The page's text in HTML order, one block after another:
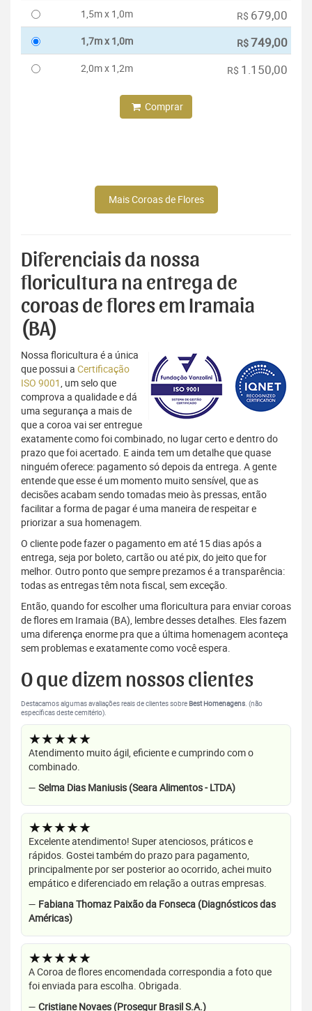
1,5m x 1,0m
R$ 679,00
1,7m x 1,0m R$749,00
2,0m x 1,2m R$ 1.150,00
Comprar
Mais Coroas de Flores
Diferenciais da nossa
floricultura na entrega de
coroas de flores em Iramaia
(BA)
Nossa floricultura é a única
que possui a Certificação
ISO 9001, um selo que
comprova a qualidade e dá
uma segurança a mais de
que a coroa vai ser entregue
exatamente como foi combinado, no lugar certo e dentro do
prazo que foi acertado. E ainda tem um detalhe que quase
ninguém oferece: pagamento só depois da entrega. A gente
entende que esse é um momento muito sensível, que as
decisões acabam sendo tomadas meio às pressas, então
facilitar a forma de pagar é uma maneira de respeitar e
priorizar a sua homenagem.
O cliente pode fazer o pagamento em até 15 dias após a
entrega, seja por boleto, cartão ou até pix, do jeito que for
melhor. Outro ponto que sempre prezamos é a transparência:
todas as entregas têm nota fiscal, sem exceção.
Então, quando for escolher uma floricultura para enviar coroas
de flores em Iramaia (BA), lembre desses detalhes. Eles fazem
uma diferença enorme pra que a última homenagem aconteça
sem problemas e exatamente como você espera.
O que dizem nossos clientes
Destacamos algumas avaliações reais de clientes sobre Best Homenagens. (não
específicas deste cemitério).
★★★★★
Atendimento muito ágil, eficiente e cumprindo com o
combinado.
— Selma Dias Maniusis (Seara Alimentos - LTDA)
★★★★★
Excelente atendimento! Super atenciosos, práticos e
rápidos. Gostei também do prazo para pagamento,
principalmente por ser posterior ao ocorrido, achei muito
empático e diferenciado em relação a outras empresas.
— Fabiana Thomaz Paixão da Fonseca (Diagnósticos das
Américas)
★★★★★
A Coroa de flores encomendada correspondia a foto que
foi enviada para escolha. Obrigada.
— Cristiane Novaes (Prosegur Brasil S.A.)